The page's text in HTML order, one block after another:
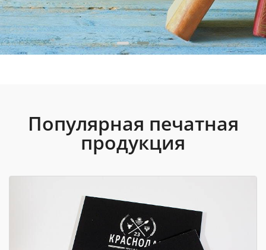
Популярная печатная
продукция